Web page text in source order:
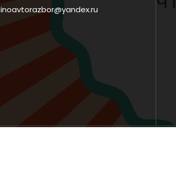
inoavtorazbor@yandex.ru